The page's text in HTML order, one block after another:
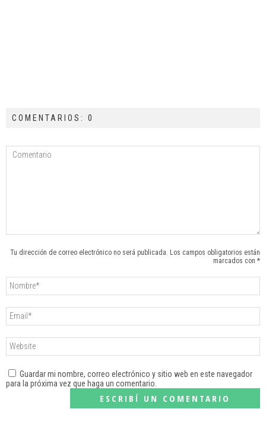
COMENTARIOS: 0
Tu dirección de correo electrónico no será publicada. Los campos obligatorios están
marcados con *
Guardar mi nombre, correo electrónico y sitio web en este navegador
para la próxima vez que haga un comentario.